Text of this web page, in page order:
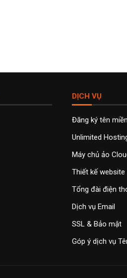
DỊCH VỤ
Đăng ký tên miền
Unlimited
Máy chủ ảo
Thiết kế website
Tổng đài điện
Dịch vụ Email
SSL & Bảo mật
Góp ý dịch vụ